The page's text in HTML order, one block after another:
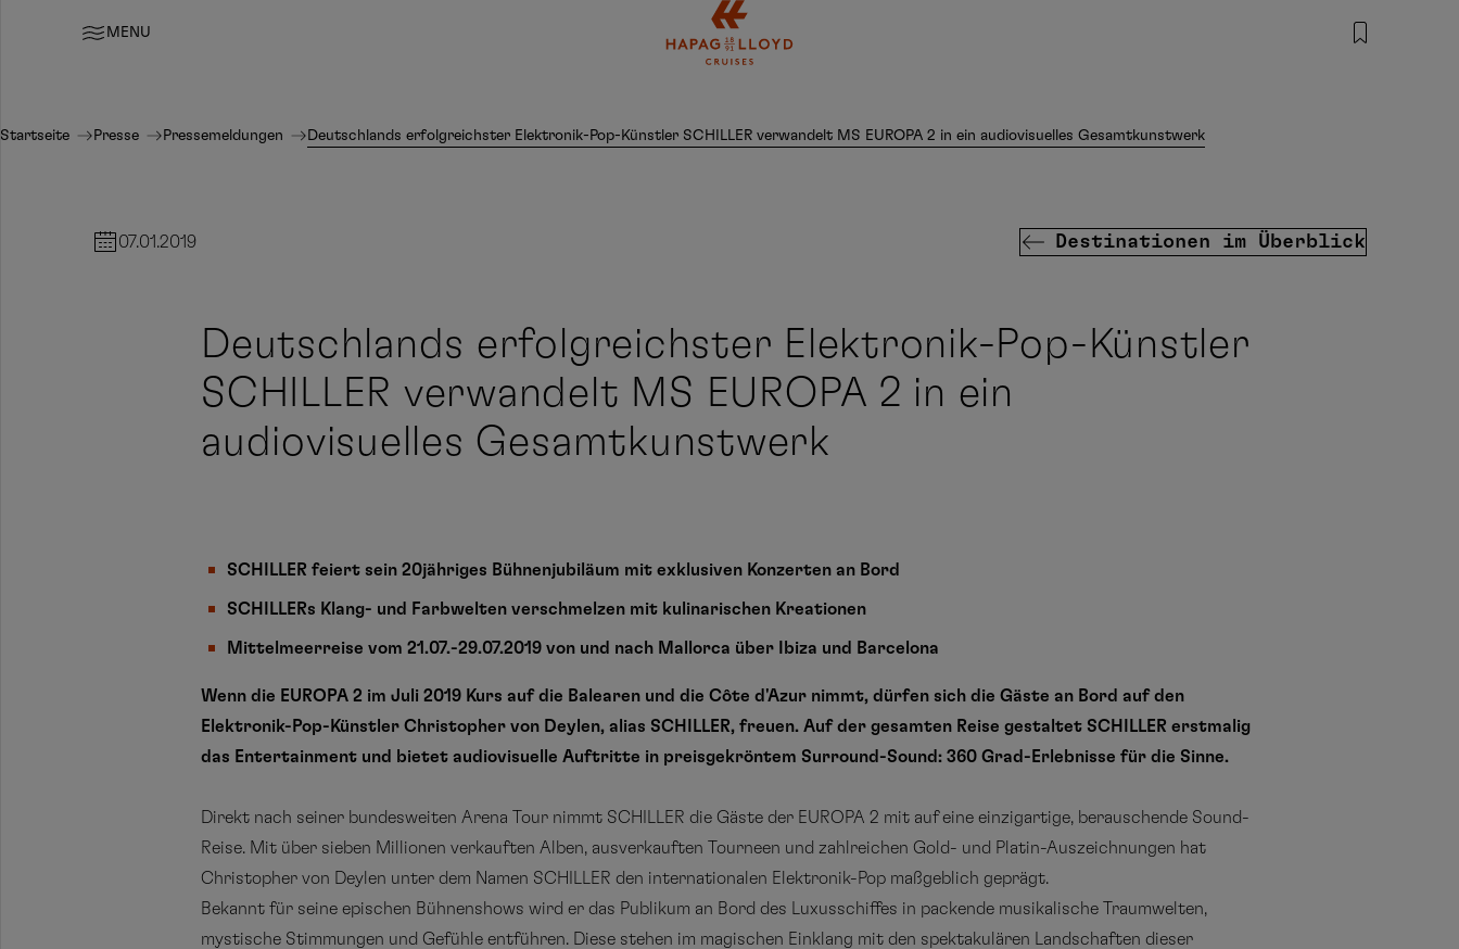
Springe zum Hauptinhalt
MENU
Startseite Presse Pressemeldungen Deutschlands erfolgreichster Elektronik-Pop-Künstler SCHILLER verwandelt MS EUROPA 2 in ein audiovisuelles Gesamtkunstwerk
07.01.2019 Destinationen im Überblick
Deutschlands erfolgreichster Elektronik-Pop-Künstler
SCHILLER verwandelt MS EUROPA 2 in ein
audiovisuelles Gesamtkunstwerk
SCHILLER feiert sein 20jähriges Bühnenjubiläum mit exklusiven Konzerten an Bord
SCHILLERs Klang- und Farbwelten verschmelzen mit kulinarischen Kreationen
Mittelmeerreise vom 21.07.-29.07.2019 von und nach Mallorca über Ibiza und Barcelona
Wenn die EUROPA 2 im Juli 2019 Kurs auf die Balearen und die Côte d'Azur nimmt, dürfen sich die Gäste an Bord auf den
Elektronik-Pop-Künstler Christopher von Deylen, alias SCHILLER, freuen. Auf der gesamten Reise gestaltet SCHILLER erstmalig
das Entertainment und bietet audiovisuelle Auftritte in preisgekröntem Surround-Sound: 360 Grad-Erlebnisse für die Sinne.
Direkt nach seiner bundesweiten Arena Tour nimmt SCHILLER die Gäste der EUROPA 2 mit auf eine einzigartige, berauschende Sound-
Reise. Mit über sieben Millionen verkauften Alben, ausverkauften Tourneen und zahlreichen Gold- und Platin-Auszeichnungen hat
Christopher von Deylen unter dem Namen SCHILLER den internationalen Elektronik-Pop maßgeblich geprägt.
Bekannt für seine epischen Bühnenshows wird er das Publikum an Bord des Luxusschiffes in packende musikalische Traumwelten,
mystische Stimmungen und Gefühle entführen. Diese stehen im magischen Einklang mit den spektakulären Landschaften dieser